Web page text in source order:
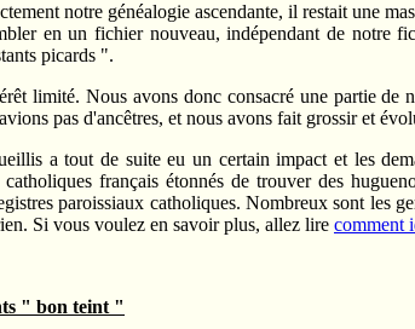
notre généalogie ascendante, il restait une
en un fichier nouveau, indépendant de
picards ".
limité. Nous avons donc consacré une partie de
pas d'ancêtres, et nous avons fait grossir et
a tout de suite eu un certain impact et les
français étonnés de trouver des
paroissiaux catholiques. Nombreux sont les
Si vous voulez en savoir plus, allez lire comment
" bon teint "